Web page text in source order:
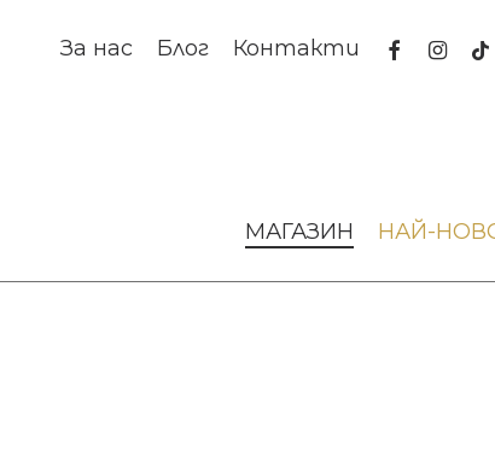
За нас Блог Контакти facebook
МАГАЗИН НАЙ-